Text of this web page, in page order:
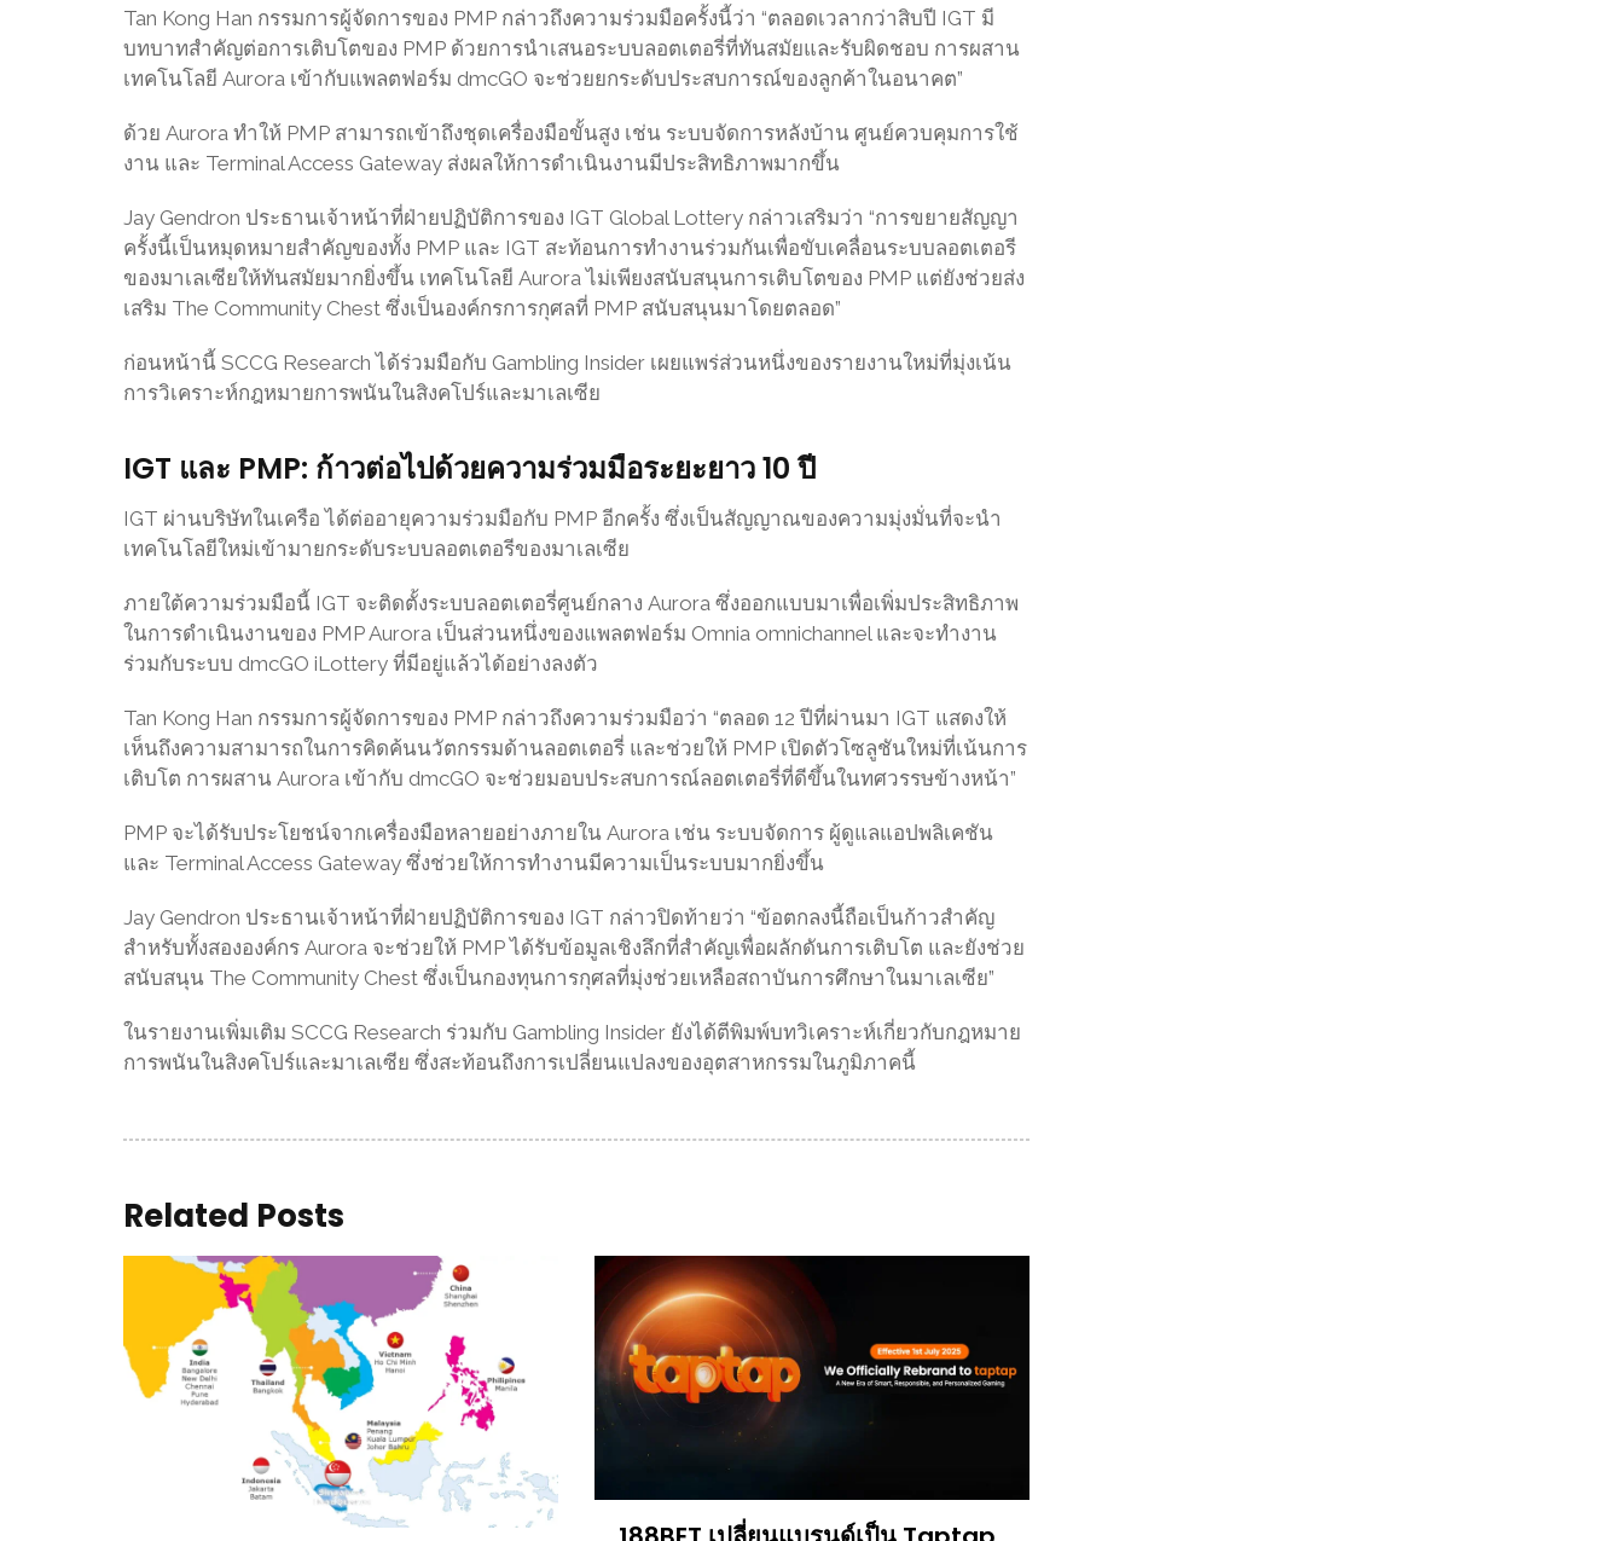
Tan Kong Han กรรมการผู้จัดการของ PMP กล่าวถึงความร่วมมือครั้งนี้ว่า “ตลอดเวลากว่าสิบปี IGT มี
บทบาทสำคัญต่อการเติบโตของ PMP ด้วยการนำเสนอระบบลอตเตอรี่ที่ทันสมัยและรับผิดชอบ การผสาน
เทคโนโลยี Aurora เข้ากับแพลตฟอร์ม dmcGO จะช่วยยกระดับประสบการณ์ของลูกค้าในอนาคต”
ด้วย Aurora ทำให้ PMP สามารถเข้าถึงชุดเครื่องมือขั้นสูง เช่น ระบบจัดการหลังบ้าน ศูนย์ควบคุมการใช้
งาน และ Terminal Access Gateway ส่งผลให้การดำเนินงานมีประสิทธิภาพมากขึ้น
Jay Gendron ประธานเจ้าหน้าที่ฝ่ายปฏิบัติการของ IGT Global Lottery กล่าวเสริมว่า “การขยายสัญญา
ครั้งนี้เป็นหมุดหมายสำคัญของทั้ง PMP และ IGT สะท้อนการทำงานร่วมกันเพื่อขับเคลื่อนระบบลอตเตอรี
ของมาเลเซียให้ทันสมัยมากยิ่งขึ้น เทคโนโลยี Aurora ไม่เพียงสนับสนุนการเติบโตของ PMP แต่ยังช่วยส่ง
เสริม The Community Chest ซึ่งเป็นองค์กรการกุศลที่ PMP สนับสนุนมาโดยตลอด”
ก่อนหน้านี้ SCCG Research ได้ร่วมมือกับ Gambling Insider เผยแพร่ส่วนหนึ่งของรายงานใหม่ที่มุ่งเน้น
การวิเคราะห์กฎหมายการพนันในสิงคโปร์และมาเลเซีย
IGT และ PMP: ก้าวต่อไปด้วยความร่วมมือระยะยาว 10 ปี
IGT ผ่านบริษัทในเครือ ได้ต่ออายุความร่วมมือกับ PMP อีกครั้ง ซึ่งเป็นสัญญาณของความมุ่งมั่นที่จะนำ
เทคโนโลยีใหม่เข้ามายกระดับระบบลอตเตอรีของมาเลเซีย
ภายใต้ความร่วมมือนี้ IGT จะติดตั้งระบบลอตเตอรี่ศูนย์กลาง Aurora ซึ่งออกแบบมาเพื่อเพิ่มประสิทธิภาพ
ในการดำเนินงานของ PMP Aurora เป็นส่วนหนึ่งของแพลตฟอร์ม Omnia omnichannel และจะทำงาน
ร่วมกับระบบ dmcGO iLottery ที่มีอยู่แล้วได้อย่างลงตัว
Tan Kong Han กรรมการผู้จัดการของ PMP กล่าวถึงความร่วมมือว่า “ตลอด 12 ปีที่ผ่านมา IGT แสดงให้
เห็นถึงความสามารถในการคิดค้นนวัตกรรมด้านลอตเตอรี่ และช่วยให้ PMP เปิดตัวโซลูชันใหม่ที่เน้นการ
เติบโต การผสาน Aurora เข้ากับ dmcGO จะช่วยมอบประสบการณ์ลอตเตอรี่ที่ดีขึ้นในทศวรรษข้างหน้า”
PMP จะได้รับประโยชน์จากเครื่องมือหลายอย่างภายใน Aurora เช่น ระบบจัดการ ผู้ดูแลแอปพลิเคชัน
และ Terminal Access Gateway ซึ่งช่วยให้การทำงานมีความเป็นระบบมากยิ่งขึ้น
Jay Gendron ประธานเจ้าหน้าที่ฝ่ายปฏิบัติการของ IGT กล่าวปิดท้ายว่า “ข้อตกลงนี้ถือเป็นก้าวสำคัญ
สำหรับทั้งสององค์กร Aurora จะช่วยให้ PMP ได้รับข้อมูลเชิงลึกที่สำคัญเพื่อผลักดันการเติบโต และยังช่วย
สนับสนุน The Community Chest ซึ่งเป็นกองทุนการกุศลที่มุ่งช่วยเหลือสถาบันการศึกษาในมาเลเซีย”
ในรายงานเพิ่มเติม SCCG Research ร่วมกับ Gambling Insider ยังได้ตีพิมพ์บทวิเคราะห์เกี่ยวกับกฎหมาย
การพนันในสิงคโปร์และมาเลเซีย ซึ่งสะท้อนถึงการเปลี่ยนแปลงของอุตสาหกรรมในภูมิภาคนี้
Related Posts